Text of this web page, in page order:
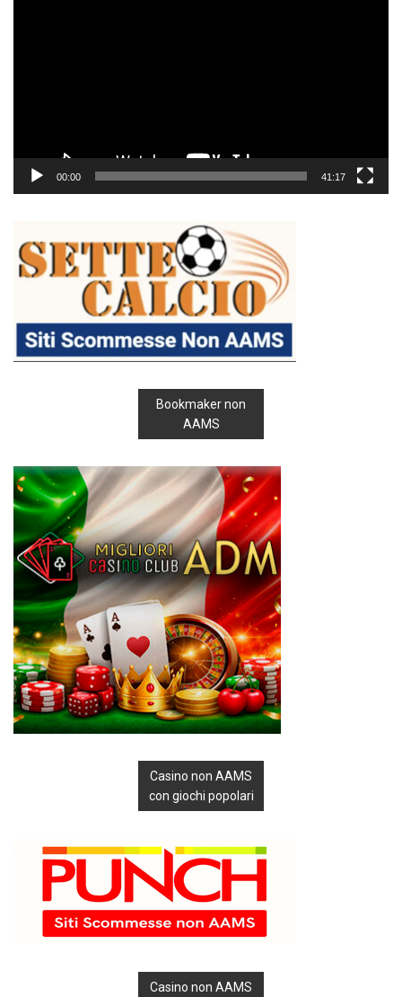
00:00 41:17
Bookmaker non
AAMS
Casino non AAMS
con giochi popolari
Casino non AAMS